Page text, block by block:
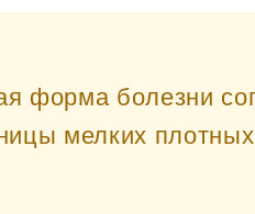
форма болезни
мелких